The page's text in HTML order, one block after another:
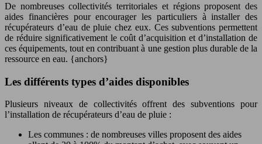
De nombreuses collectivités territoriales et régions proposent des
aides financières pour encourager les particuliers à installer des
récupérateurs d’eau de pluie chez eux. Ces subventions permettent
de réduire significativement le coût d’acquisition et d’installation de
ces équipements, tout en contribuant à une gestion plus durable de la
ressource en eau. {anchors}
Les différents types d’aides disponibles
Plusieurs niveaux de collectivités offrent des subventions pour
l’installation de récupérateurs d’eau de pluie :
Les communes : de nombreuses villes proposent des aides